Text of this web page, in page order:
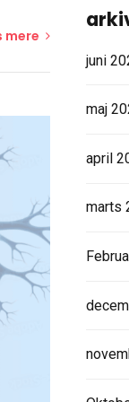
mere
juni
maj
april
marts